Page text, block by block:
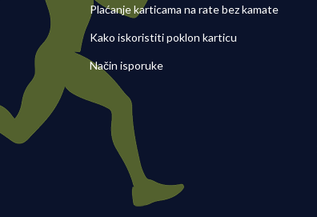
Plaćanje karticama na rate bez kamate
Kako iskoristiti poklon karticu
Način isporuke